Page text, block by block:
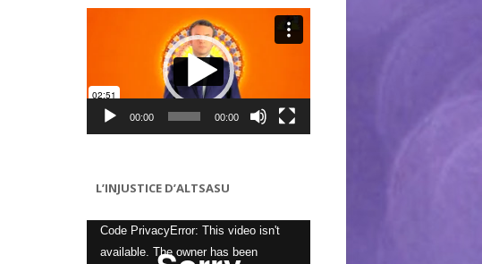
Lecteur
00:00 00:00
L’INJUSTICE D’ALTSASU
Lecteur
vidéo
Code PrivacyError: This video isn't
available. The owner has been